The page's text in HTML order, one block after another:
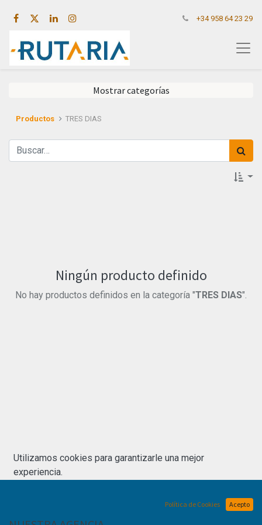
+34 958 64 23 29
Mostrar categorías
Productos TRES DIAS
Ningún producto definido
No hay productos definidos en la categoría "TRES DIAS".
Utilizamos cookies para garantizarle una mejor
experiencia.
Política de Cookies Acepto